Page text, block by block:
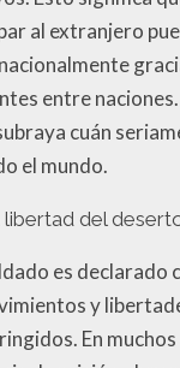
al extranjero
entre
cuán
el mundo.
libertad del
es declarado
y
En